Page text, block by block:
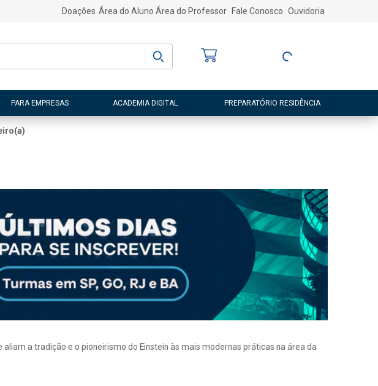
Doações Área do Aluno Área do Professor Fale Conosco Ouvidoria
Entre ou Cadastre-
PARA EMPRESAS ACADEMIA DIGITAL PREPARATÓRIO RESIDÊNCIA
a tradição e o pioneirismo do Einstein às mais modernas práticas na área da